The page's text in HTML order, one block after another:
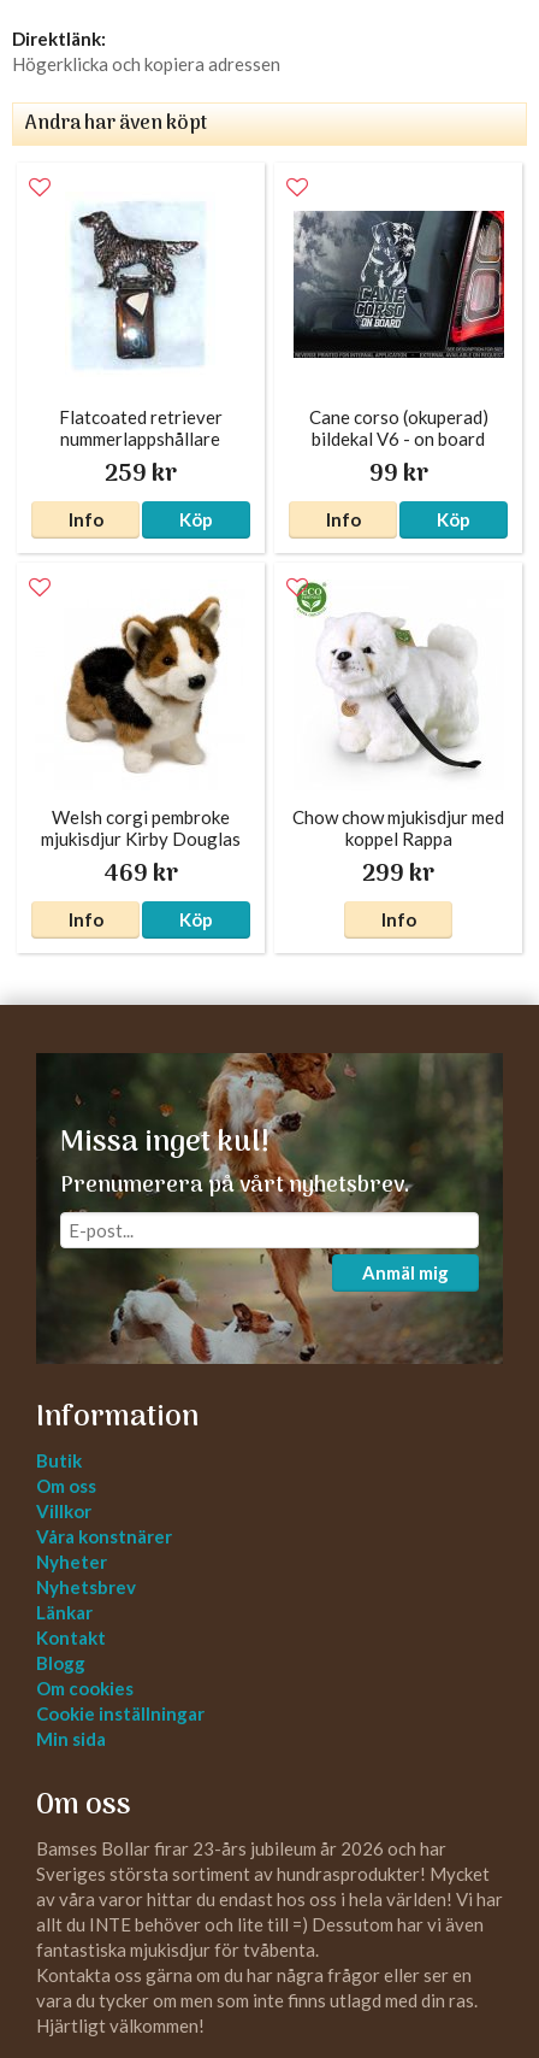
Direktlänk:
Högerklicka och kopiera adressen
Andra har även köpt
Flatcoated retriever
nummerlappshållare
silverfärgad
259 kr
Info Köp
Cane corso (okuperad)
bildekal V6 - on board
99 kr
Info Köp
Welsh corgi pembroke
mjukisdjur Kirby Douglas
469 kr
Info Köp
Chow chow mjukisdjur med
koppel Rappa
299 kr
Info
Missa inget kul!
Prenumerera på vårt nyhetsbrev.
Anmäl mig
Information
Butik
Om oss
Villkor
Våra konstnärer
Nyheter
Nyhetsbrev
Länkar
Kontakt
Blogg
Om cookies
Cookie inställningar
Min sida
Om oss
Bamses Bollar firar 23-års jubileum år 2026 och har
Sveriges största sortiment av hundrasprodukter! Mycket
av våra varor hittar du endast hos oss i hela världen! Vi har
allt du INTE behöver och lite till =) Dessutom har vi även
fantastiska mjukisdjur för tvåbenta.
Kontakta oss gärna om du har några frågor eller ser en
vara du tycker om men som inte finns utlagd med din ras.
Hjärtligt välkommen!